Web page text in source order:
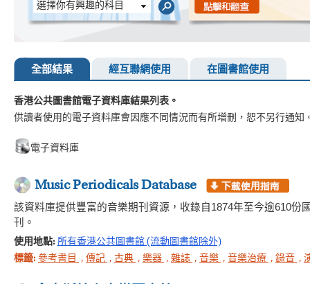
選擇你有興趣的科目
全部結果 經互聯網使用 在圖書館使用
香港公共圖書館電子資料庫結果列表。
供讀者使用的電子資料庫會因應不同情況而有所增刪，恕不另行通知
電子資料庫
Music Periodicals Database
該資料庫提供豐富的音樂期刊資源，收錄自1874年至今逾610
刊。
使用地點: 所有香港公共圖書館 (流動圖書館除外)
標籤: 參考書目 , 傳記 , 古典 , 樂器 , 雜誌 , 音樂 , 音樂治療 , 錄音 ,